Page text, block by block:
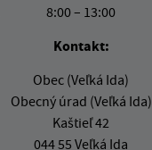
8:00 – 13:00
Kontakt:
Obec (Veľká Ida)
Obecný úrad (Veľká Ida)
Kaštieľ 42
044 55 Veľká Ida